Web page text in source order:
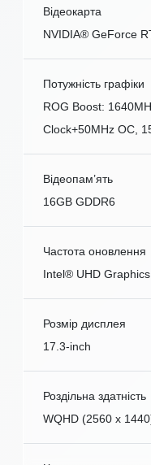
Відеокарта
NVIDIA® GeForce
Потужність графіки
ROG Boost:
Clock+50MHz OC,
Відеопам’ять
16GB GDDR6
Частота оновлення
Intel® UHD Graphics
Розмір дисплея
17.3-inch
Роздільна здатність
WQHD (2560 x